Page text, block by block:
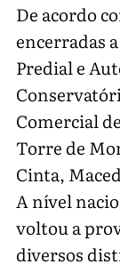
De acordo
encerradas
Predial e
Comercial
Torre de
Cinta,
A nível
voltou a
diversos